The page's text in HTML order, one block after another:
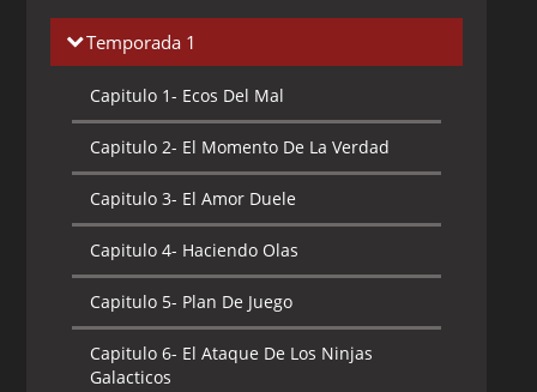
Temporada 1
Capitulo 1- Ecos Del Mal
Capitulo 2- El Momento De La Verdad
Capitulo 3- El Amor Duele
Capitulo 4- Haciendo Olas
Capitulo 5- Plan De Juego
Capitulo 6- El Ataque De Los Ninjas
Galacticos